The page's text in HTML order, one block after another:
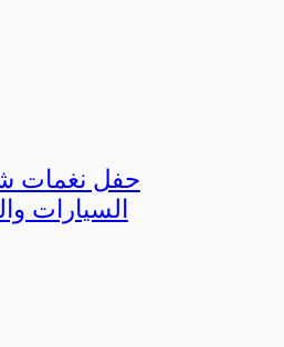
حفل نغمات
السيارات